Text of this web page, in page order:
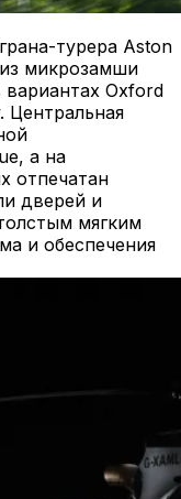
турера Aston
микрозамши
Oxford
Центральная
а на
отпечатан
дверей и
мягким
и обеспечения